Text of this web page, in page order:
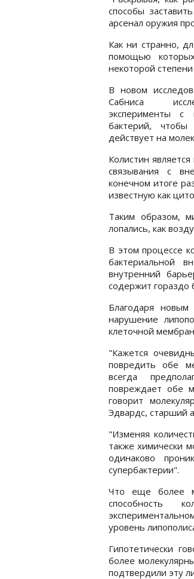
способы
арсенал оружия
Как ни странно,
помощью
некоторой
В новом
Сабниса
эксперименты с
бактерий, чтобы
действует на
Колистин
связывания с
конечном итоге
известную как
Таким образом,
лопались, как
В этом процессе
бактериальной
внутренний
содержит гораздо
Благодаря
нарушение
клеточной
"Кажется
повредить обе
всегда
повреждает обе
говорит
Эдвардс, старший
"Изменяя
также химически
одинаково
супербактерии".
Что еще более
способность
уровень
Гипотетически
более
подтвердили эту